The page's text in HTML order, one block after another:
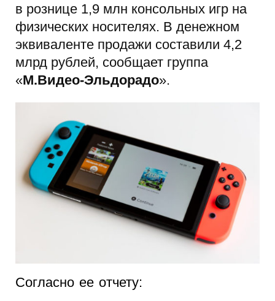
в рознице 1,9 млн консольных игр на
физических носителях. В денежном
эквиваленте продажи составили 4,2
млрд рублей, сообщает группа
«М.Видео-Эльдорадо».
Согласно ее отчету: